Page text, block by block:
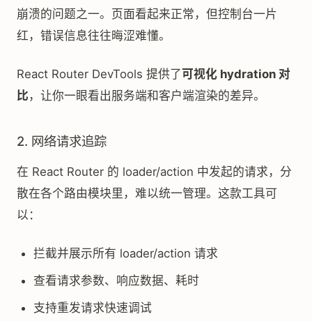
崩溃的问题之一。页面看起来正常，但控制台一片
红，错误信息往往晦涩难懂。
React Router DevTools 提供了可视化 hydration 对
比 ，让你一眼看出服务端和客户端渲染的差异。
2. 网络请求追踪
在 React Router 的 loader/action 中发起的请求，分
散在各个路由模块里，难以统一管理。这款工具可
以：
拦截并展示所有 loader/action 请求
查看请求参数、响应数据、耗时
支持重发请求快速调试